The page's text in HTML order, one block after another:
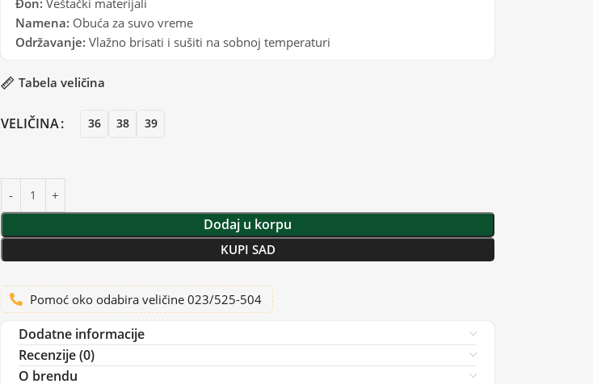
Namena: Obuća za suvo vreme
Održavanje: Vlažno brisati i sušiti na sobnoj temperaturi
Tabela veličina
VELIČINA 36 38 39
Dodaj u korpu
KUPI SAD
Pomoć oko odabira veličine 023/525-504
Dodatne informacije
Recenzije (0)
O brendu